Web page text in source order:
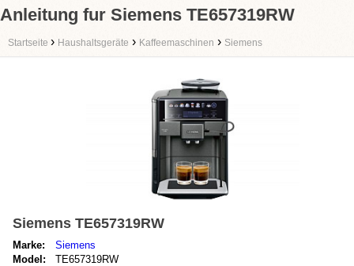
Anleitung fur Siemens TE657319RW
Startseite › Haushaltsgeräte › Kaffeemaschinen › Siemens
Siemens TE657319RW
Marke:
Siemens
Model:
TE657319RW